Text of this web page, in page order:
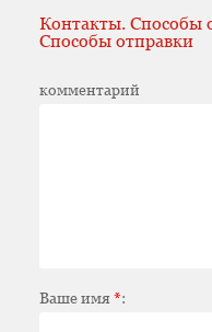
Контакты. Способы
Способы отправки
комментарий
Ваше имя*: